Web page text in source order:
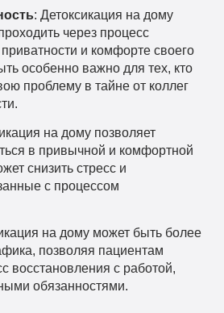
: Детоксикация на дому
через процесс
и комфорте своего
особенно важно для тех, кто
проблему в тайне от коллег
на дому позволяет
в привычной и комфортной
снизить стресс и
с процессом
на дому может быть более
позволяя пациентам
восстановления с работой,
обязанностями.